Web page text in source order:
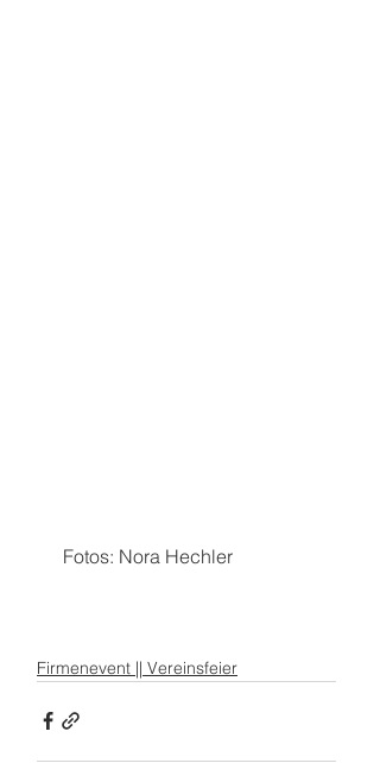
Fotos: Nora Hechler
Firmenevent || Vereinsfeier